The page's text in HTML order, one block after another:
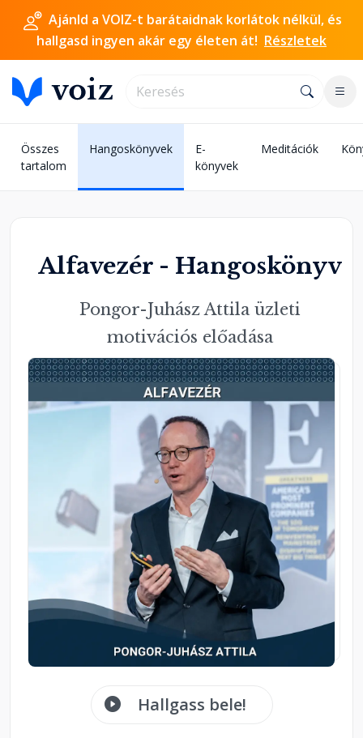
Ajánld a VOIZ-t barátaidnak korlátok nélkül, és
hallgasd ingyen akár egy életen át! Részletek
Összes
tartalom
Hangoskönyvek
E-
könyvek
Meditációk
Alfavezér - Hangoskönyv
Pongor-Juhász Attila üzleti
motivációs előadása
Hallgass bele!